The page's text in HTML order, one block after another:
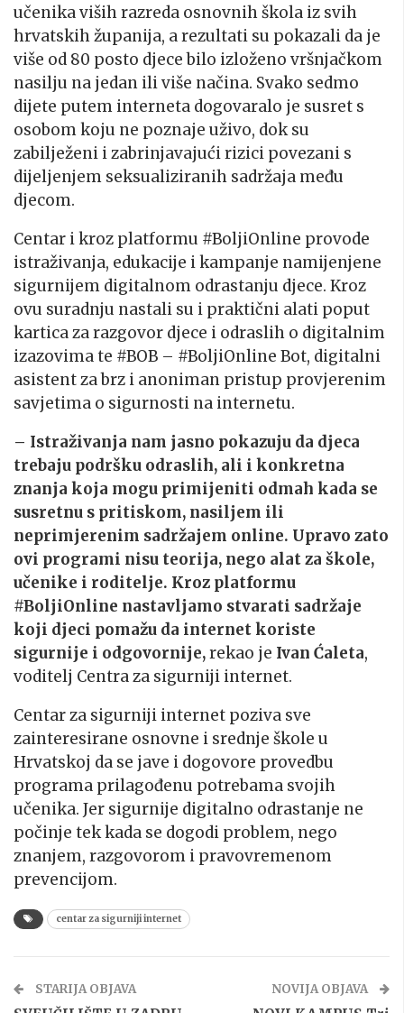
učenika viših razreda osnovnih škola iz svih
hrvatskih županija, a rezultati su pokazali da je
više od 80 posto djece bilo izloženo vršnjačkom
nasilju na jedan ili više načina. Svako sedmo
dijete putem interneta dogovaralo je susret s
osobom koju ne poznaje uživo, dok su
zabilježeni i zabrinjavajući rizici povezani s
dijeljenjem seksualiziranih sadržaja među
djecom.
Centar i kroz platformu #BoljiOnline provode
istraživanja, edukacije i kampanje namijenjene
sigurnijem digitalnom odrastanju djece. Kroz
ovu suradnju nastali su i praktični alati poput
kartica za razgovor djece i odraslih o digitalnim
izazovima te #BOB – #BoljiOnline Bot, digitalni
asistent za brz i anoniman pristup provjerenim
savjetima o sigurnosti na internetu.
– Istraživanja nam jasno pokazuju da djeca
trebaju podršku odraslih, ali i konkretna
znanja koja mogu primijeniti odmah kada se
susretnu s pritiskom, nasiljem ili
neprimjerenim sadržajem online. Upravo zato
ovi programi nisu teorija, nego alat za škole,
učenike i roditelje. Kroz platformu
#BoljiOnline nastavljamo stvarati sadržaje
koji djeci pomažu da internet koriste
sigurnije i odgovornije,rekao je Ivan Ćaleta,
voditelj Centra za sigurniji internet.
Centar za sigurniji internet poziva sve
zainteresirane osnovne i srednje škole u
Hrvatskoj da se jave i dogovore provedbu
programa prilagođenu potrebama svojih
učenika. Jer sigurnije digitalno odrastanje ne
počinje tek kada se dogodi problem, nego
znanjem, razgovorom i pravovremenom
prevencijom.
centar za sigurniji internet
STARIJA OBJAVA NOVIJA OBJAVA